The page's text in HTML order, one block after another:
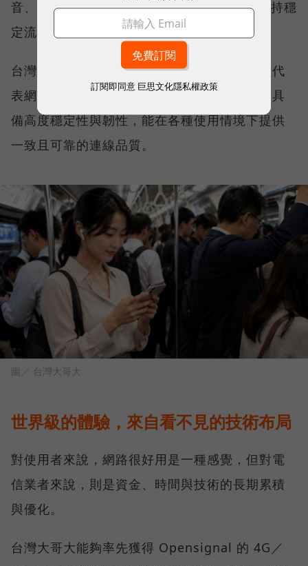
音、傳送 LINE 訊息、分享社群動態，確保維持穩
定流暢，不因環境改變而明顯降速。
台灣大哥大能同時拿下這兩項全台第一，不僅代
表網路速度表現優異，更證明其網路基礎建設具
備高度穩定性與韌性，能在各種使用情境下提供
一致且可靠的連線品質。
圖／ 台灣大哥大
世界級的體驗，來自看不見的技術布局
對使用者來說，網路很好用是一種感覺，但對電
信業者來說，則是資金、時間與技術的長期累積
與優化。
台灣大哥大能夠率先獲得 Opensignal 的 4G／
訂閱即同意 巨思文化隱私權政策